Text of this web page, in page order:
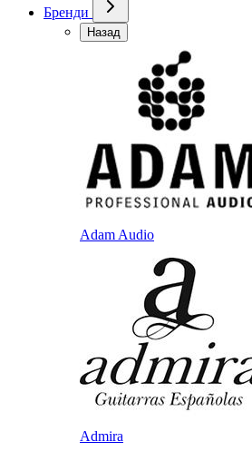
Бренди
Назад
Adam Audio
Admira